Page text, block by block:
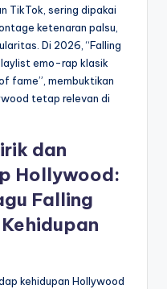
TikTok, sering dipakai
ketenaran palsu,
Di 2026, “Falling
emo-rap klasik
fame”, membuktikan
tetap relevan di
dan
Hollywood:
Falling
kehidupan Hollywood